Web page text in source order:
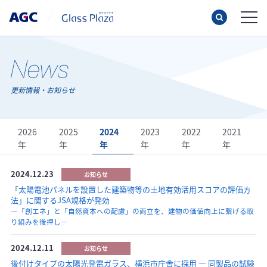
更新情報・お知らせ
2026
年
2025
年
2024
年
2023
年
2022
年
2021
年
「太陽電池パネルを設置した建築物等の土地有効活用スコアの評価方
法」に関するJSA規格が発効
―「創エネ」と「自然資本への配慮」の両立を、建物の価値向上に繋げる取
り組みを後押し―
2024.12.23 お知らせ
後付けタイプの太陽光発電ガラス、横浜市庁舎に採用 ― 同製品の試験
2024.12.11 お知らせ